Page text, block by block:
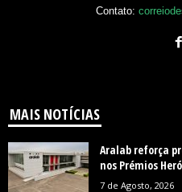
Contato:
MAIS NOTÍCIAS
Aralab reforça
nos Prémios
7 de Agosto, 2026